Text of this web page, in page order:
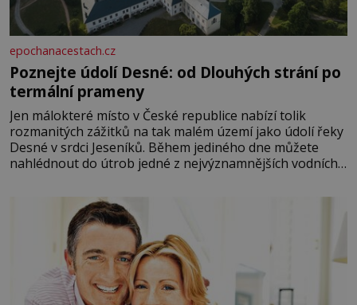
epochanacestach.cz
Poznejte údolí Desné: od Dlouhých strání po
termální prameny
Jen málokteré místo v České republice nabízí tolik
rozmanitých zážitků na tak malém území jako údolí řeky
Desné v srdci Jeseníků. Během jediného dne můžete
nahlédnout do útrob jedné z nejvýznamnějších vodních
se na koloběžce a den zakončit poznáváním památek ve
Velkých Losinách nebo v termálním